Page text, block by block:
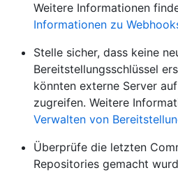
Weitere Informationen
Informationen zu
Stelle sicher, dass keine
Bereitstellungsschlüssel
könnten externe Server
zugreifen. Weitere
Verwalten von
Überprüfe die letzten
Repositories gemacht